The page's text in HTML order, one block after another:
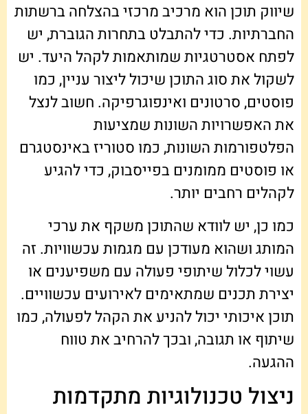
שיווק תוכן הוא מרכיב מרכזי בהצלחה ברשתות
החברתיות. כדי להתבלט בתחרות הגוברת, יש
לפתח אסטרטגיות שמותאמות לקהל היעד. יש
לשקול את סוג התוכן שיכול ליצור עניין, כמו
פוסטים, סרטונים ואינפוגרפיקה. חשוב לנצל
את האפשרויות השונות שמציעות
הפלטפורמות השונות, כמו סטוריז באינסטגרם
או פוסטים ממומנים בפייסבוק, כדי להגיע
לקהלים רחבים יותר.
כמו כן, יש לוודא שהתוכן משקף את ערכי
המותג ושהוא מעודכן עם מגמות עכשוויות. זה
עשוי לכלול שיתופי פעולה עם משפיענים או
יצירת תכנים שמתאימים לאירועים עכשוויים.
תוכן איכותי יכול להניע את הקהל לפעולה, כמו
שיתוף או תגובה, ובכך להרחיב את טווח
ההגעה.
ניצול טכנולוגיות מתקדמות